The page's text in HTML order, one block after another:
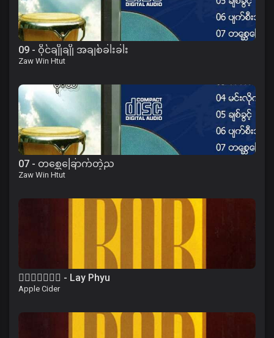
09 - ဝိုင်ချိုချို အချစ်ခါးခါး
Zaw Win Htut
07 - တစ္ဆေခြောက်တဲ့ည
Zaw Win Htut
၀ိေရာဓိ - Lay Phyu
Apple Cider